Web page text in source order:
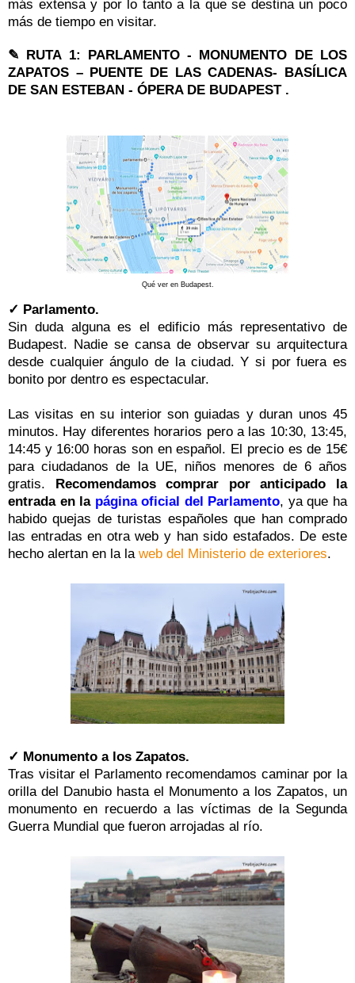
más extensa y por lo tanto a la que se destina un poco
más de tiempo en visitar.
✎ RUTA 1: PARLAMENTO - MONUMENTO DE LOS
ZAPATOS – PUENTE DE LAS CADENAS- BASÍLICA
DE SAN ESTEBAN - ÓPERA DE BUDAPEST .
Qué ver en Budapest.
✓ Parlamento.
Sin duda alguna es el edificio más representativo de
Budapest. Nadie se cansa de observar su arquitectura
desde cualquier ángulo de la ciudad. Y si por fuera es
bonito por dentro es espectacular.
Las visitas en su interior son guiadas y duran unos 45
minutos. Hay diferentes horarios pero a las 10:30, 13:45,
14:45 y 16:00 horas son en español. El precio es de 15€
para ciudadanos de la UE, niños menores de 6 años
gratis. Recomendamos comprar por anticipado la
entrada en la página oficial del Parlamento, ya que ha
habido quejas de turistas españoles que han comprado
las entradas en otra web y han sido estafados. De este
hecho alertan en la la web del Ministerio de exteriores.
✓ Monumento a los Zapatos.
Tras visitar el Parlamento recomendamos caminar por la
orilla del Danubio hasta el Monumento a los Zapatos, un
monumento en recuerdo a las víctimas de la Segunda
Guerra Mundial que fueron arrojadas al río.